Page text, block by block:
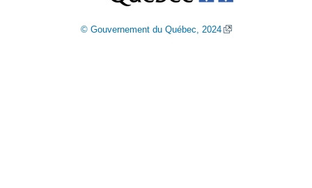
© Gouvernement du Québec, 2024